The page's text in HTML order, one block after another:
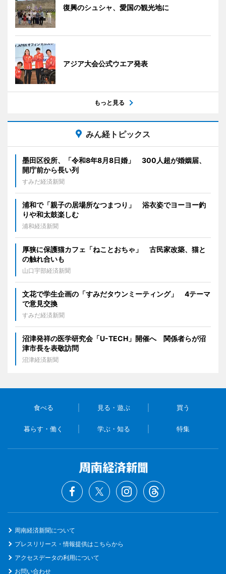
復興のシュシャ、愛国の観光地に
アジア大会公式ウエア発表
もっと見る
みん経トピックス
墨田区役所、「令和8年8月8日婚」 300人超が婚姻届、
開庁前から長い列
すみだ経済新聞
浦和で「親子の居場所なつまつり」 浴衣姿でヨーヨー釣
りや和太鼓楽しむ
浦和経済新聞
厚狭に保護猫カフェ「ねことおちゃ」 古民家改築、猫と
の触れ合いも
山口宇部経済新聞
文花で学生企画の「すみだタウンミーティング」 4テーマ
で意見交換
すみだ経済新聞
沼津発祥の医学研究会「U-TECH」開催へ 関係者らが沼
津市長を表敬訪問
沼津経済新聞
食べる 見る・遊ぶ 買う
暮らす・働く 学ぶ・知る 特集
周南経済新聞について
プレスリリース・情報提供はこちらから
アクセスデータの利用について
お問い合わせ